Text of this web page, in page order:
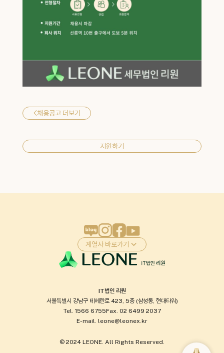
<채용공고 더보기
지원하기
IT법인 리원
서울특별시 강남구 테헤란로 423, 5층 (삼성동, 현대타워)
Tel. 1566 6755Fax. 02 6499 2037
E-mail. leone@leonex.kr
© 2024 LEONE. All Rights Reserved.
계열사 바로가기